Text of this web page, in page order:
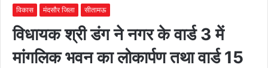
विकास मंदसौर जिला सीतामऊ
विधायक श्री डंग ने नगर के वार्ड 3 में
मांगलिक भवन का लोकार्पण तथा वार्ड 15